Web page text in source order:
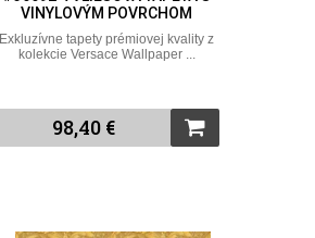
VINYLOVÝM POVRCHOM
Exkluzívne tapety prémiovej kvality z
kolekcie Versace Wallpaper ...
98,40 €